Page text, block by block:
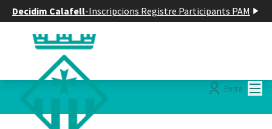
Decidim Calafell-Inscripcions Registre Participants PAM
Entra